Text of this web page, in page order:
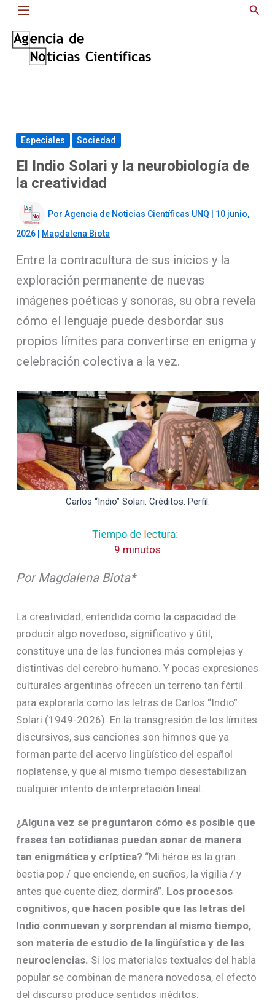
Saltar
contenido
Especiales Sociedad
El Indio Solari y la neurobiología de
la creatividad
PorAgencia de Noticias Científicas UNQ 10 junio,
2026 Magdalena Biota
Entre la contracultura de sus inicios y la
exploración permanente de nuevas
imágenes poéticas y sonoras, su obra revela
cómo el lenguaje puede desbordar sus
propios límites para convertirse en enigma y
celebración colectiva a la vez.
Carlos “Indio” Solari. Créditos: Perfil.
9 minutos
Por Magdalena Biota*
La creatividad, entendida como la capacidad de
producir algo novedoso, significativo y útil,
constituye una de las funciones más complejas y
distintivas del cerebro humano. Y pocas expresiones
culturales argentinas ofrecen un terreno tan fértil
para explorarla como las letras de Carlos “Indio”
Solari (1949-2026). En la transgresión de los límites
discursivos, sus canciones son himnos que ya
forman parte del acervo lingüístico del español
rioplatense, y que al mismo tiempo desestabilizan
cualquier intento de interpretación lineal.
¿Alguna vez se preguntaron cómo es posible que
frases tan cotidianas puedan sonar de manera
tan enigmática y críptica? “Mi héroe es la gran
bestia pop / que enciende, en sueños, la vigilia / y
antes que cuente diez, dormirá”. Los procesos
cognitivos, que hacen posible que las letras del
Indio conmuevan y sorprendan al mismo tiempo,
son materia de estudio de la lingüística y de las
neurociencias. Si los materiales textuales del habla
popular se combinan de manera novedosa, el efecto
del discurso produce sentidos inéditos.